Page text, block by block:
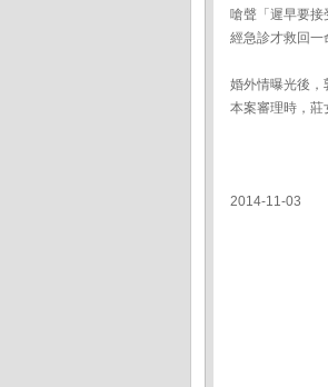
嗆聲「遲早要接
經急診才救回一
婚外情曝光後，
本案審理時，莊
2014-11-03